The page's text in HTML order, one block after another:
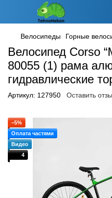
Велосипеды Горные
Велосипед Corso
80055 (1) рама
гидравлические
Артикул: 127950 Оставить
−5%
Оплата частями
Видео
4